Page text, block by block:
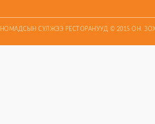
НОМАДСЫН СҮЛЖЭЭ РЕСТОРАНУУД © 2015 ОН.